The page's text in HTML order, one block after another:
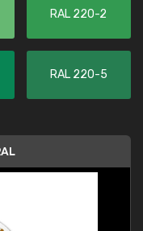
RAL 220-2
RAL 220-5